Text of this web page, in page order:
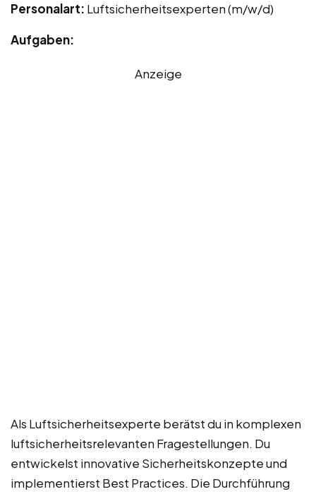
Personalart: Luftsicherheitsexperten (m/w/d)
Aufgaben:
Anzeige
Als Luftsicherheitsexperte berätst du in komplexen
luftsicherheitsrelevanten Fragestellungen. Du
entwickelst innovative Sicherheitskonzepte und
implementierst Best Practices. Die Durchführung